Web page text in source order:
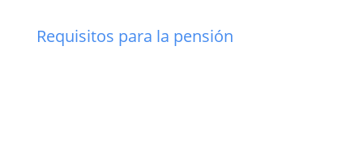
Requisitos para la pensión